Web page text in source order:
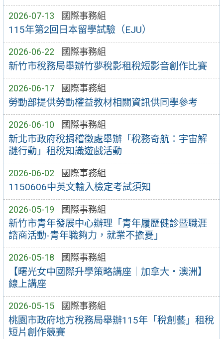
2026-07-13 國際事務組
115年第2回日本留學試驗（EJU）
2026-06-22 國際事務組
新竹市稅務局舉辦竹夢稅影租稅短影音創作比賽
2026-06-17 國際事務組
勞動部提供勞動權益教材相關資訊供同學參考
2026-06-10 國際事務組
新北市政府稅捐稽徵處舉辦「稅務奇航：宇宙解
謎行動」租稅知識遊戲活動
2026-06-02 國際事務組
1150606中英文輸入檢定考試須知
2026-05-19 國際事務組
新竹市青年發展中心辦理「青年履歷健診暨職涯
諮商活動-青年職夠力，就業不擔憂」
2026-05-18 國際事務組
【曙光女中國際升學策略講座｜加拿大・澳洲】
線上講座
2026-05-15 國際事務組
桃園市政府地方稅務局舉辦115年「稅創藝」租稅
短片創作競賽